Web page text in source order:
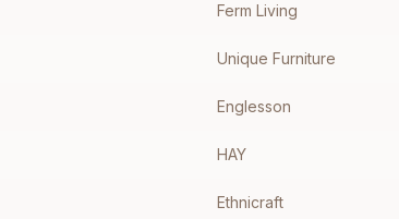
Ferm Living
Unique Furniture
Englesson
HAY
Ethnicraft